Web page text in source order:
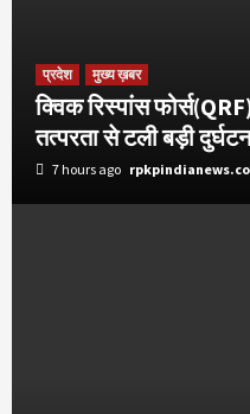
प्रदेश मुख्य ख़बर
क्विक रिस्पांस
तत्परता से टली बड़ी
7 hours ago